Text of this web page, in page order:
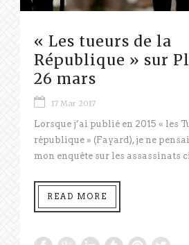
« Les tueurs de la
République » sur
26 mars
17 Mar 2017
Lorsque j’ai publié en 2015 « les
république » (Fayard), je ne
mon enquête sur les assassinats
READ MORE